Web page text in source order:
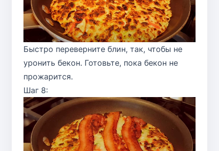
Быстро переверните блин, так, чтобы не
уронить бекон. Готовьте, пока бекон не
прожарится.
Шаг 8: